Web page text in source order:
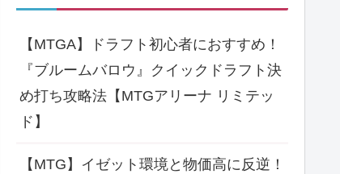
【MTGA】ドラフト初心者におすすめ！
『ブルームバロウ』クイックドラフト決
め打ち攻略法【MTGアリーナ リミテッ
ド】
【MTG】イゼット環境と物価高に反逆！